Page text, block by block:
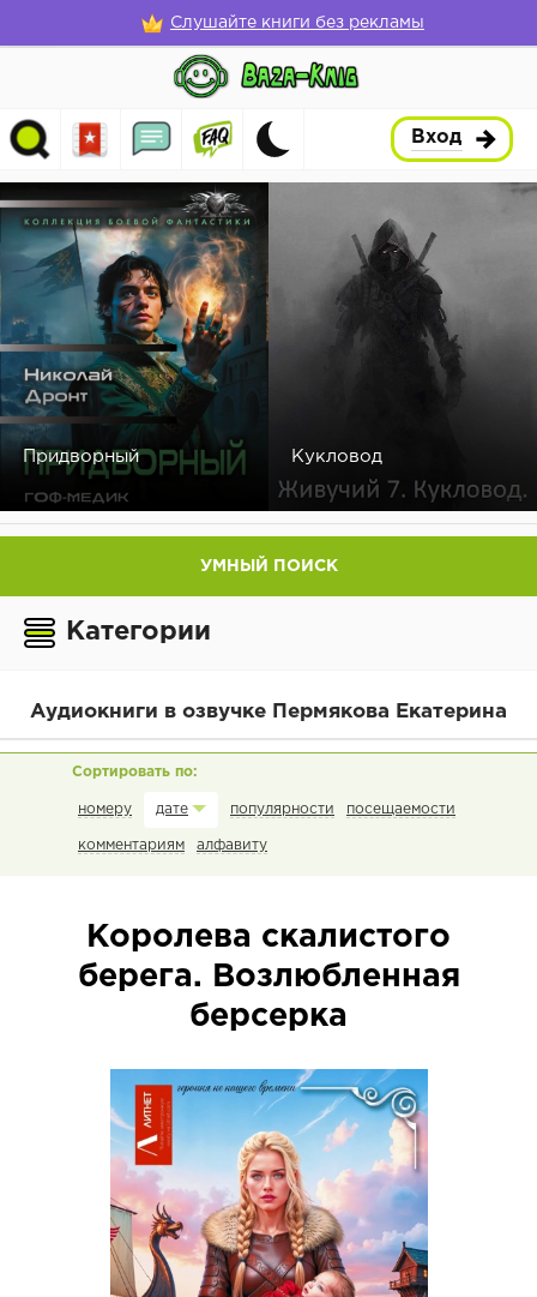
Слушайте книги без рекламы
Вход
Придворный Кукловод
УМНЫЙ ПОИСК
Категории
Аудиокниги в озвучке Пермякова Екатерина
номеру дате популярности посещаемости
комментариям алфавиту
Королева скалистого
берега. Возлюбленная
берсерка